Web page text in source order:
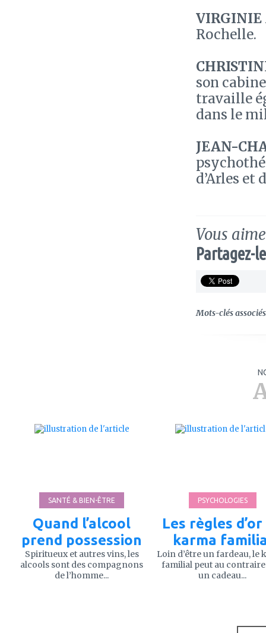
VIRGINIE
Rochelle.
son
travaille
dans le
JEAN-
d’Arles et
Vous
Partagez-
Mots-clés
SANTÉ & BIEN-ÊTRE
Quand l’alcool
prend possession
Spiritueux et autres vins, les
alcools sont des compagnons
de l’homme...
PSYCHOLOGIES
Les règles d’or
karma
Loin d’être un fardeau, le
familial peut au
un cadeau...